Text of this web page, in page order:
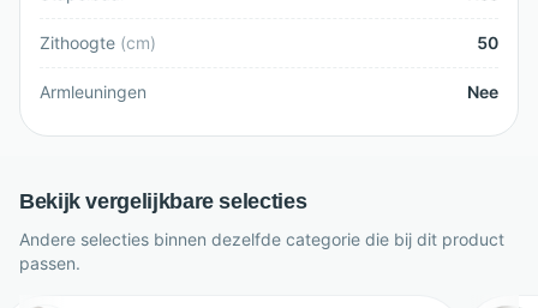
Zithoogte (cm) 50
Armleuningen Nee
Bekijk vergelijkbare selecties
Andere selecties binnen dezelfde categorie die bij dit product
passen.